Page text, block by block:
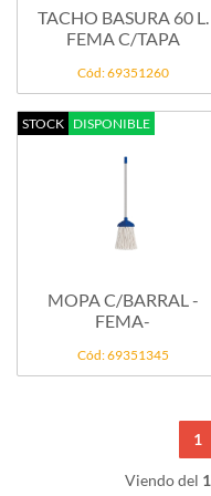
TACHO BASURA 60 L.
FEMA C/TAPA
Cód: 69351260
STOCK DISPONIBLE
MOPA C/BARRAL -
FEMA-
Cód: 69351345
1
Viendo del 1